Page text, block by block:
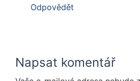
Odpovědět
Napsat komentář